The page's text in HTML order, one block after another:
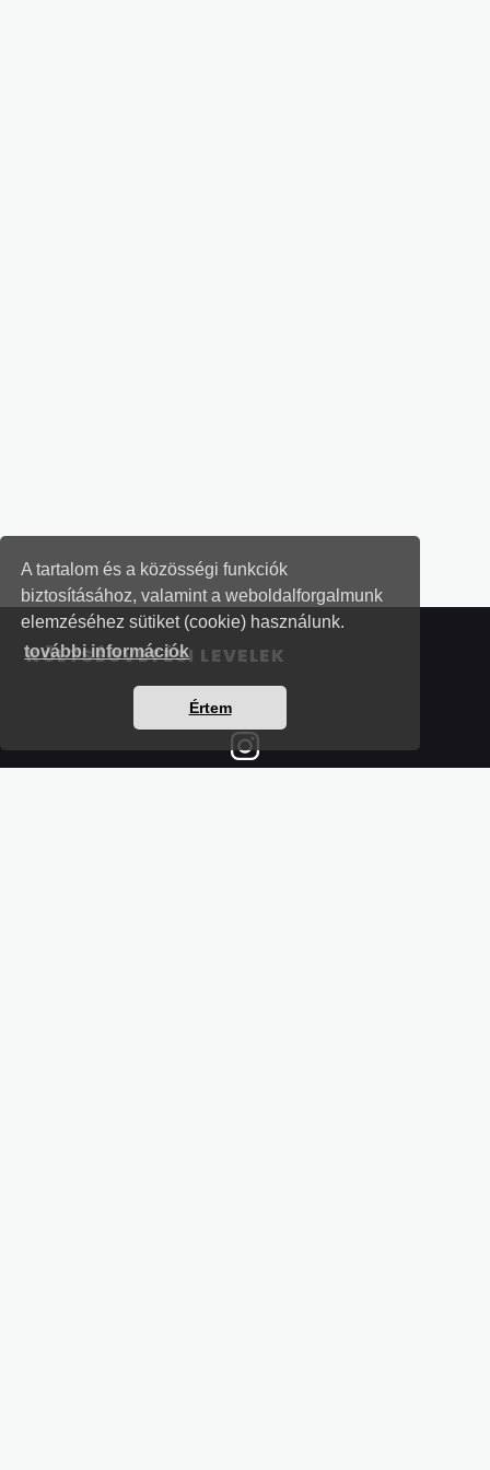
A tartalom és a közösségi funkciók
biztosításához, valamint a weboldalforgalmunk
elemzéséhez sütiket (cookie) használunk.
további információk
Értem
KÖLTSÉGVETÉSI LEVELEK